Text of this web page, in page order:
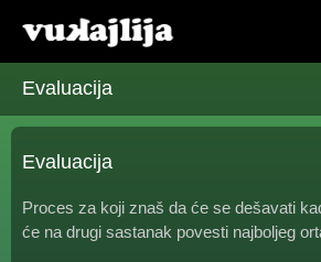
Evaluacija
Evaluacija
Proces za koji znaš da će se dešavati
će na drugi sastanak povesti najboljeg